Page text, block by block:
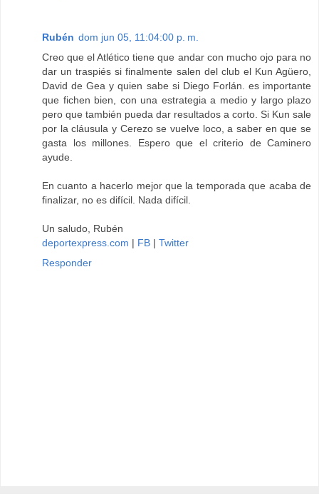
Rubén dom jun 05, 11:04:00 p. m.
Creo que el Atlético tiene que andar con mucho ojo para no
dar un traspiés si finalmente salen del club el Kun Agüero,
David de Gea y quien sabe si Diego Forlán. es importante
que fichen bien, con una estrategia a medio y largo plazo
pero que también pueda dar resultados a corto. Si Kun sale
por la cláusula y Cerezo se vuelve loco, a saber en que se
gasta los millones. Espero que el criterio de Caminero
ayude.
En cuanto a hacerlo mejor que la temporada que acaba de
finalizar, no es difícil. Nada difícil.
Un saludo, Rubén
deportexpress.com | FB | Twitter
Responder